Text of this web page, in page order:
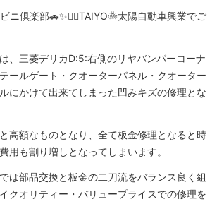
ニ倶楽部🚗✨🧙‍♀️TAIYO🌞太陽自動車興業でご
、三菱デリカD:5:右側のリヤバンパーコーナ
ールゲート・クオーターパネル・クオーター
にかけて出来てしまった凹みキズの修理とな
高額なものとなり、全て板金修理となると時
用も割り増しとなってしまいます。
は部品交換と板金の二刀流をバランス良く組
クオリティー・バリュープライスでの修理を